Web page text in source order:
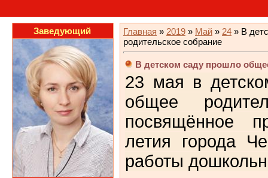
Заведующий Главная » 2019 » Май » 24 » В
родительское собрание
В детском саду прошло
23 мая в
общее
посвящённое
летия города
работы